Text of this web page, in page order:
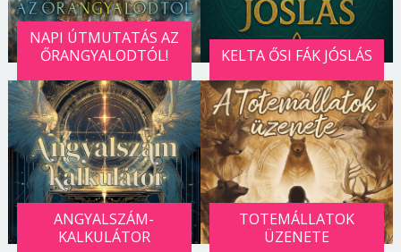
NAPI ÚTMUTATÁS AZ
ŐRANGYALODTÓL!
KELTA ŐSI FÁK JÓSLÁS
ANGYALSZÁM-
KALKULÁTOR
TOTEMÁLLATOK
ÜZENETE